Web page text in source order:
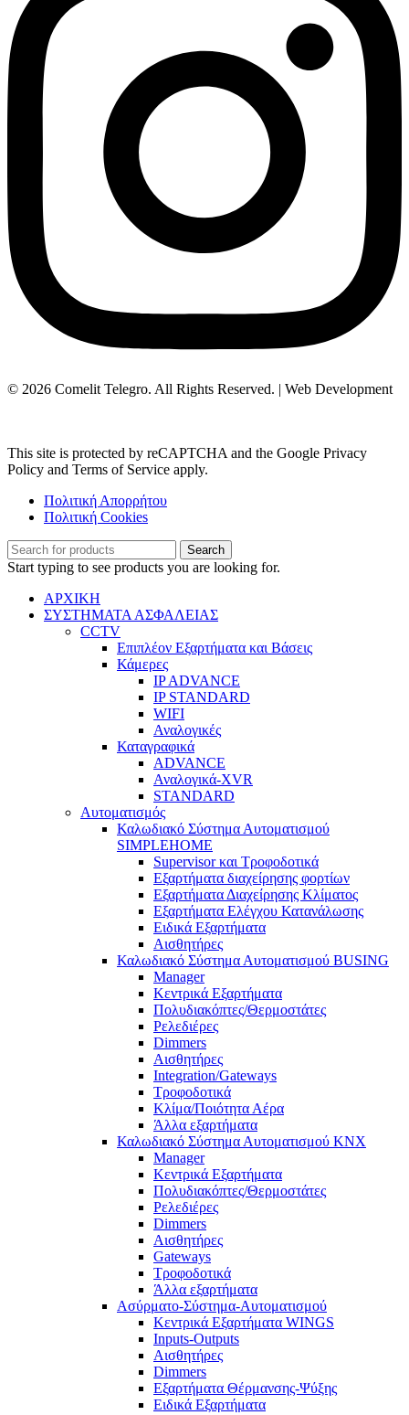
© 2026 Comelit Telegro. All Rights Reserved. | Web Development
This site is protected by reCAPTCHA and the Google Privacy
Policy and Terms of Service apply.
Πολιτική Απορρήτου
Πολιτική Cookies
Search
Start typing to see products you are looking for.
ΑΡΧΙΚΗ
ΣΥΣΤΗΜΑΤΑ ΑΣΦΑΛΕΙΑΣ
CCTV
Επιπλέον Εξαρτήματα και Βάσεις
Κάμερες
IP ADVANCE
IP STANDARD
WIFI
Αναλογικές
Καταγραφικά
ADVANCE
Αναλογικά-XVR
STANDARD
Αυτοματισμός
Καλωδιακό Σύστημα Αυτοματισμού
SIMPLEHOME
Supervisor και Τροφοδοτικά
Εξαρτήματα διαχείρησης φορτίων
Εξαρτήματα Διαχείρησης Κλίματος
Εξαρτήματα Ελέγχου Κατανάλωσης
Ειδικά Εξαρτήματα
Αισθητήρες
Καλωδιακό Σύστημα Αυτοματισμού BUSING
Manager
Κεντρικά Εξαρτήματα
Πολυδιακόπτες/Θερμοστάτες
Ρελεδιέρες
Dimmers
Αισθητήρες
Integration/Gateways
Τροφοδοτικά
Κλίμα/Ποιότητα Αέρα
Άλλα εξαρτήματα
Καλωδιακό Σύστημα Αυτοματισμού KNX
Manager
Κεντρικά Εξαρτήματα
Πολυδιακόπτες/Θερμοστάτες
Ρελεδιέρες
Dimmers
Αισθητήρες
Gateways
Τροφοδοτικά
Άλλα εξαρτήματα
Ασύρματο-Σύστημα-Αυτοματισμού
Κεντρικά Εξαρτήματα WINGS
Inputs-Outputs
Αισθητήρες
Dimmers
Εξαρτήματα Θέρμανσης-Ψύξης
Ειδικά Εξαρτήματα